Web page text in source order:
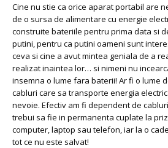
Cine nu stie ca orice aparat portabil are
de o sursa de alimentare cu energie
construite bateriile pentru prima data si
putini, pentru ca putini oameni sunt
ceva si cine a avut mintea geniala de a
realizat inaintea lor… si nimeni nu
insemna o lume fara baterii! Ar fi o lume
cabluri care sa transporte energia
nevoie. Efectiv am fi dependent de
trebui sa fie in permanenta cuplate la
computer, laptop sau telefon, iar la o
tot ce nu este salvat!